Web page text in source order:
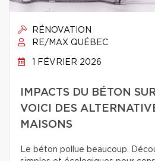
RÉNOVATION
RE/MAX QUÉBEC
1 FÉVRIER 2026
IMPACTS DU BÉTON
VOICI DES
MAISONS
Le béton pollue beaucoup.